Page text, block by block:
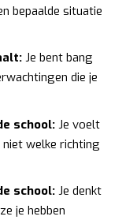
bepaalde situatie
Je bent bang
die je
school: Je voelt
welke richting
school: Je denkt
je hebben